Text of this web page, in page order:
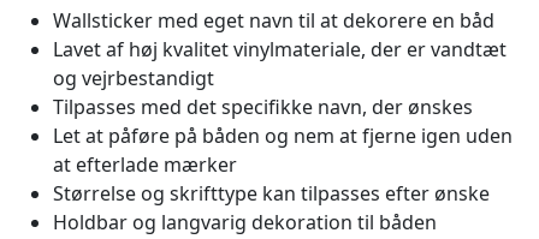
Wallsticker med eget navn til at dekorere en båd
Lavet af høj kvalitet vinylmateriale, der er vandtæt
og vejrbestandigt
Tilpasses med det specifikke navn, der ønskes
Let at påføre på båden og nem at fjerne igen uden
at efterlade mærker
Størrelse og skrifttype kan tilpasses efter ønske
Holdbar og langvarig dekoration til båden